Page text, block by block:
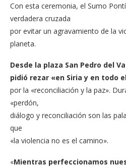
Con esta ceremonia, el Sumo
verdadera cruzada
por evitar un agravamiento de la
planeta.
Desde la plaza San Pedro del
pidió rezar «en Siria y en todo
por la «reconciliación y la paz».
«perdón,
diálogo y reconciliación son las
que
«la violencia no es el camino».
«Mientras perfeccionamos